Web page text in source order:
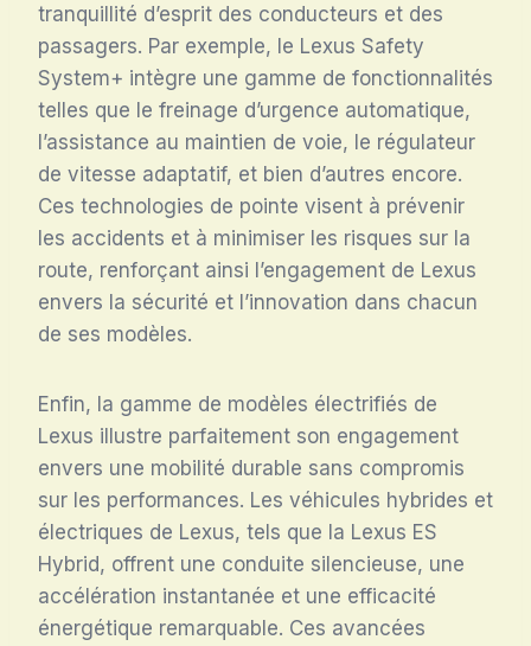
tranquillité d’esprit des conducteurs et des
passagers. Par exemple, le Lexus Safety
System+ intègre une gamme de fonctionnalités
telles que le freinage d’urgence automatique,
l’assistance au maintien de voie, le régulateur
de vitesse adaptatif, et bien d’autres encore.
Ces technologies de pointe visent à prévenir
les accidents et à minimiser les risques sur la
route, renforçant ainsi l’engagement de Lexus
envers la sécurité et l’innovation dans chacun
de ses modèles.
Enfin, la gamme de modèles électrifiés de
Lexus illustre parfaitement son engagement
envers une mobilité durable sans compromis
sur les performances. Les véhicules hybrides et
électriques de Lexus, tels que la Lexus ES
Hybrid, offrent une conduite silencieuse, une
accélération instantanée et une efficacité
énergétique remarquable. Ces avancées